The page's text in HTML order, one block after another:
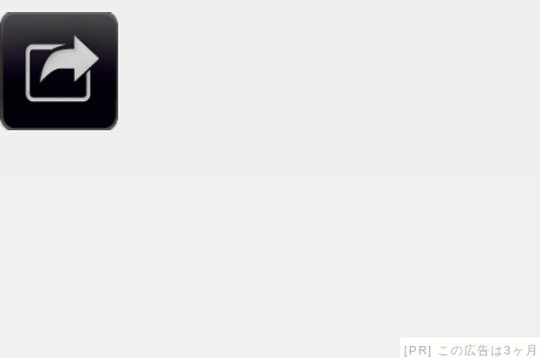
[PR] この広告は3ヶ